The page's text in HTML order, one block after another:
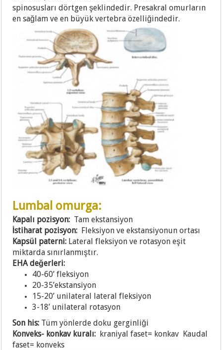
spinosusları dörtgen şeklindedir. Presakral omurların
en sağlam ve en büyük vertebra özelliğindedir.
Lumbal omurga:
Kapalı pozisyon: Tam ekstansiyon
İstiharat pozisyon: Fleksiyon ve ekstansiyonun ortası
Kapsül paterni: Lateral fleksiyon ve rotasyon eşit
miktarda sınırlanmıştır.
EHA değerleri:
40-60’ fleksiyon
20-35’ekstansiyon
15-20’ unilateral lateral fleksiyon
3-18’ unilateral rotasyon
Son his: Tüm yönlerde doku gerginliği
Konveks- konkav kuralı: kraniyal faset= konkav Kaudal
faset= konveks